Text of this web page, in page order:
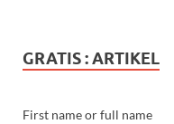
GRATIS : ARTIKEL
First name or full name